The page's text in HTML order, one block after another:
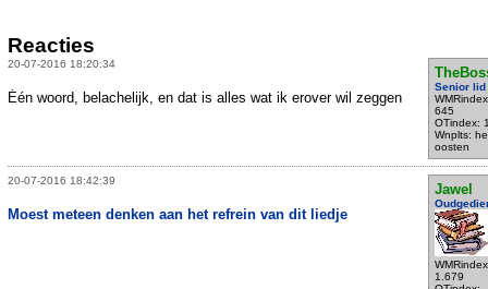
Reacties
20-07-2016 18:20:34
Senior lid
645
OTindex:
Wnplts:
oosten
Één woord, belachelijk, en dat is alles wat ik erover wil zeggen
20-07-2016 18:42:39
Jawel
1.679
Moest meteen denken aan het refrein van dit liedje